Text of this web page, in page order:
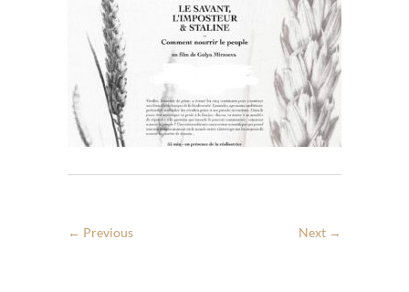
← Previous Next →